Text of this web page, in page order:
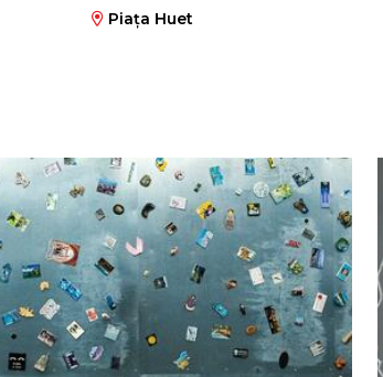
Piața Huet